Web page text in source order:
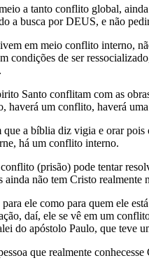
a tanto conflito global,
a busca por DEUS, e não
em meio conflito interno,
condições de ser
Santo conflitam com as
haverá um conflito, haverá
a bíblia diz vigia e orar
há um conflito interno.
(prisão) pode tentar
ainda não tem Cristo realmente
ele como para quem ele
daí, ele se vê em um
do apóstolo Paulo, que teve
que realmente